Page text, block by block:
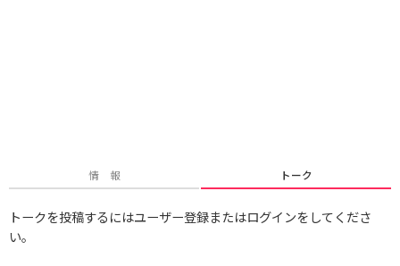
情 報 トーク
トークを投稿するにはユーザー登録またはログインをしてくださ
い。